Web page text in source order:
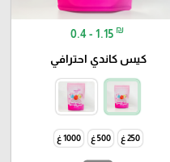
0.4 - 1.15 ₪
كيس كاندي احترافي
250 غ 500 غ 1000 غ